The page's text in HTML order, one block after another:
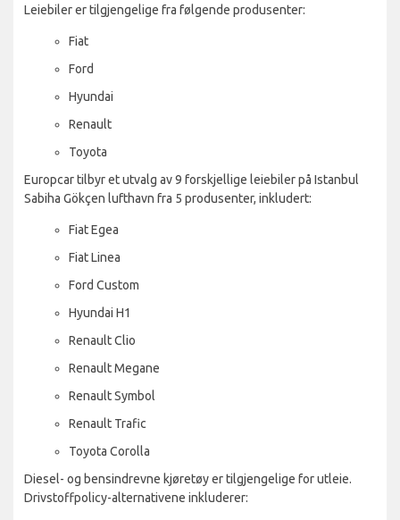
Leiebiler er tilgjengelige fra følgende produsenter:
Fiat
Ford
Hyundai
Renault
Toyota
Europcar tilbyr et utvalg av 9 forskjellige leiebiler på Istanbul
Sabiha Gökçen lufthavn fra 5 produsenter, inkludert:
Fiat Egea
Fiat Linea
Ford Custom
Hyundai H1
Renault Clio
Renault Megane
Renault Symbol
Renault Trafic
Toyota Corolla
Diesel- og bensindrevne kjøretøy er tilgjengelige for utleie.
Drivstoffpolicy-alternativene inkluderer: